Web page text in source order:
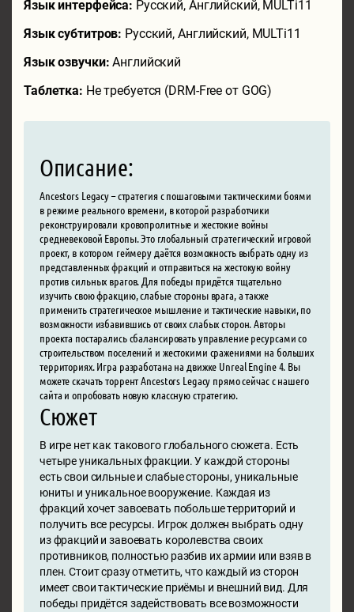
Язык интерфейса: Русский, Английский, MULTi11
Язык субтитров: Русский, Английский, MULTi11
Язык озвучки:Английский
Таблетка: Не требуется (DRM-Free от GOG)
Описание:
Ancestors Legacy – стратегия с пошаговыми тактическими боями
в режиме реального времени, в которой разработчики
реконструировали кровопролитные и жестокие войны
средневековой Европы. Это глобальный стратегический игровой
проект, в котором геймеру даётся возможность выбрать одну из
представленных фракций и отправиться на жестокую войну
против сильных врагов. Для победы придётся тщательно
изучить свою фракцию, слабые стороны врага, а также
применить стратегическое мышление и тактические навыки, по
возможности избавившись от своих слабых сторон. Авторы
проекта постарались сбалансировать управление ресурсами со
строительством поселений и жестокими сражениями на больших
территориях. Игра разработана на движке Unreal Engine 4. Вы
можете скачать торрент Ancestors Legacy прямо сейчас с нашего
сайта и опробовать новую классную стратегию.
Сюжет
В игре нет как такового глобального сюжета. Есть
четыре уникальных фракции. У каждой стороны
есть свои сильные и слабые стороны, уникальные
юниты и уникальное вооружение. Каждая из
фракций хочет завоевать побольше территорий и
получить все ресурсы. Игрок должен выбрать одну
из фракций и завоевать королевства своих
противников, полностью разбив их армии или взяв в
плен. Стоит сразу отметить, что каждый из сторон
имеет свои тактические приёмы и внешний вид. Для
победы придётся задействовать все возможности